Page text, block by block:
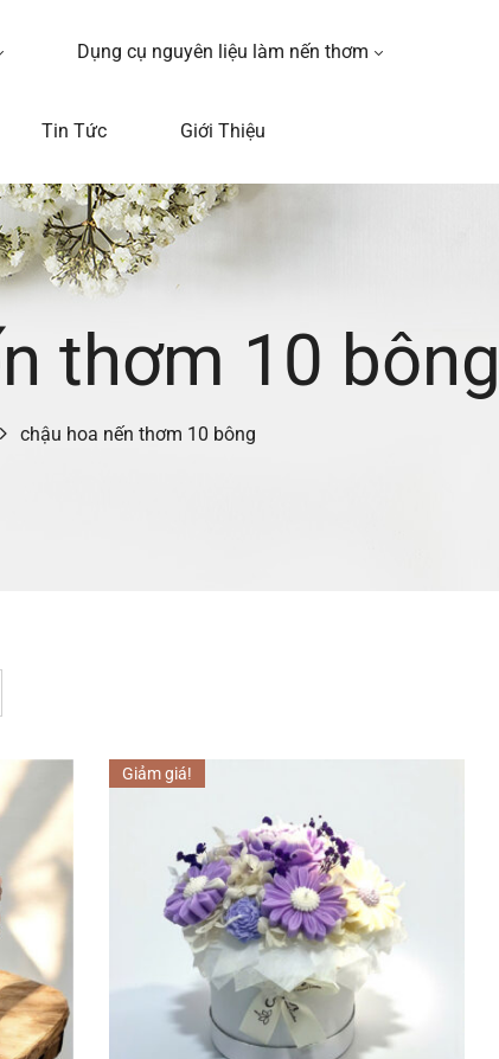
Dụng cụ nguyên liệu làm nến thơm
Tin Tức Giới Thiệu
thơm 10 bông
chậu hoa nến thơm 10 bông
Giảm giá!